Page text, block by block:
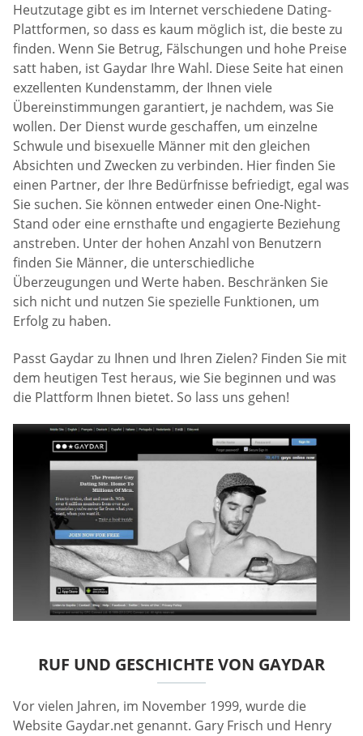
Heutzutage gibt es im Internet verschiedene Dating-
Plattformen, so dass es kaum möglich ist, die beste zu
finden. Wenn Sie Betrug, Fälschungen und hohe Preise
satt haben, ist Gaydar Ihre Wahl. Diese Seite hat einen
exzellenten Kundenstamm, der Ihnen viele
Übereinstimmungen garantiert, je nachdem, was Sie
wollen. Der Dienst wurde geschaffen, um einzelne
Schwule und bisexuelle Männer mit den gleichen
Absichten und Zwecken zu verbinden. Hier finden Sie
einen Partner, der Ihre Bedürfnisse befriedigt, egal was
Sie suchen. Sie können entweder einen One-Night-
Stand oder eine ernsthafte und engagierte Beziehung
anstreben. Unter der hohen Anzahl von Benutzern
finden Sie Männer, die unterschiedliche
Überzeugungen und Werte haben. Beschränken Sie
sich nicht und nutzen Sie spezielle Funktionen, um
Erfolg zu haben.
Passt Gaydar zu Ihnen und Ihren Zielen? Finden Sie mit
dem heutigen Test heraus, wie Sie beginnen und was
die Plattform Ihnen bietet. So lass uns gehen!
RUF UND GESCHICHTE VON GAYDAR
Vor vielen Jahren, im November 1999, wurde die
Website Gaydar.net genannt. Gary Frisch und Henry